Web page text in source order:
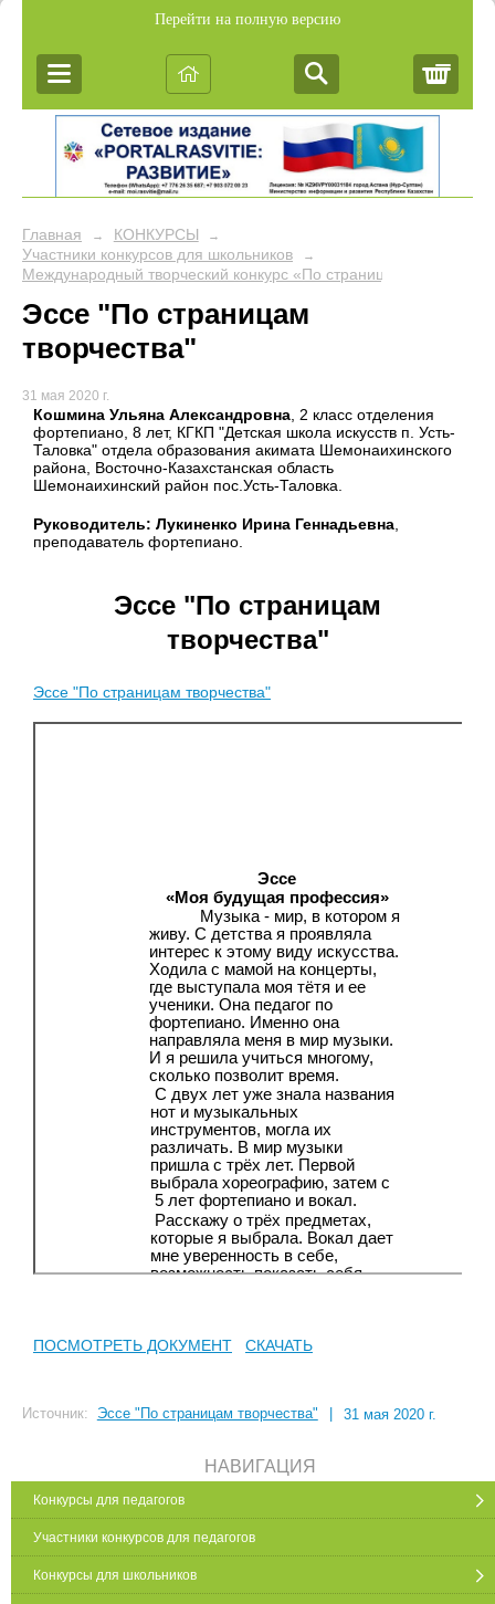
Перейти на полную версию
Главная → КОНКУРСЫ →
Участники конкурсов для школьников →
Международный творческий конкурс «По страницам
Эссе "По страницам
творчества"
31 мая 2020 г.
Кошмина Ульяна Александровна, 2 класс отделения
фортепиано, 8 лет, КГКП "Детская школа искусств п. Усть-
Таловка" отдела образования акимата Шемонаихинского
района, Восточно-Казахстанская область
Шемонаихинский район пос.Усть-Таловка.
Руководитель: Лукиненко Ирина Геннадьевна
преподаватель фортепиано.
Эссе "По страницам
творчества"
Эссе "По страницам творчества"
ПОСМОТРЕТЬ ДОКУМЕНТ СКАЧАТЬ
Источник: Эссе "По страницам творчества" 31 мая 2020 г.
НАВИГАЦИЯ
Конкурсы для педагогов
Участники конкурсов для педагогов
Конкурсы для школьников